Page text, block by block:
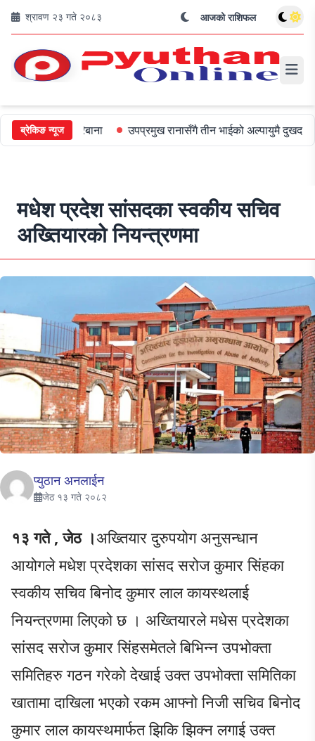
श्रावण २३ गते २०८३ आजको राशिफल
ब्रेकिङ न्यूज
जरिबाना उपप्रमुख रानासँगै तीन भाईको अल्पायुमै दुखद निधन
मधेश प्रदेश सांसदका स्वकीय सचिव
अख्तियारको नियन्त्रणमा
प्युठान अनलाईन
जेठ १३ गते २०८२
१३ गते , जेठ ।अख्तियार दुरुपयोग अनुसन्धान
आयोगले मधेश प्रदेशका सांसद सरोज कुमार सिंहका
स्वकीय सचिव बिनोद कुमार लाल कायस्थलाई
नियन्त्रणमा लिएको छ । अख्तियारले मधेस प्रदेशका
सांसद सरोज कुमार सिंहसमेतले बिभिन्न उपभोक्ता
समितिहरु गठन गरेको देखाई उक्त उपभोक्ता समितिका
खातामा दाखिला भएको रकम आफ्नो निजी सचिव बिनोद
कुमार लाल कायस्थमार्फत झिकि झिक्न लगाई उक्त